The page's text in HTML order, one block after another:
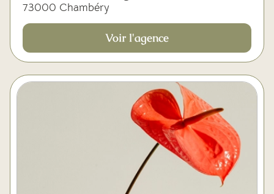
73000 Chambéry
Voir l'agence